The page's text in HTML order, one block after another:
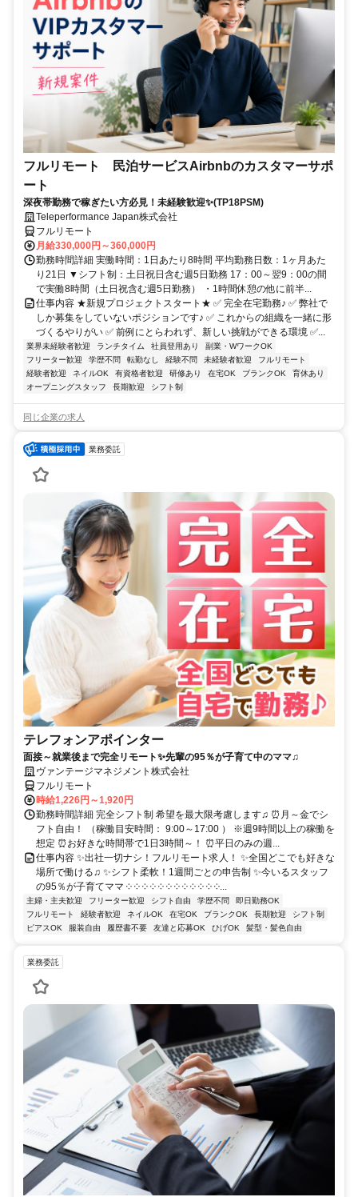
フルリモート 民泊サービスAirbnbのカスタマーサポ
ート
深夜帯勤務で稼ぎたい方必見！未経験歓迎✨(TP18PSM)
Teleperformance Japan株式会社
フルリモート
月給330,000円～360,000円
勤務時間詳細 実働時間：1日あたり8時間 平均勤務日数：1ヶ月あた
り21日 ▼シフト制：土日祝日含む週5日勤務 17：00～翌9：00の間
で実働8時間（土日祝含む週5日勤務） ・1時間休憩の他に前半...
仕事内容 ★新規プロジェクトスタート★ ✅ 完全在宅勤務♪ ✅ 弊社で
しか募集をしていないポジションです♪ ✅ これからの組織を一緒に形
づくるやりがい ✅ 前例にとらわれず、新しい挑戦ができる環境 ✅...
業界未経験者歓迎 ランチタイム 社員登用あり
副業・WワークOK
フリーター歓迎
学歴不問 転勤なし 経験不問 未経験者歓迎
フルリモート
経験者歓迎
ネイルOK 有資格者歓迎 研修あり 在宅OK ブランクOK
育休あり
オープニングスタッフ
長期歓迎 シフト制
同じ企業の求人
業務委託
テレフォンアポインター
面接～就業後まで完全リモート✨先輩の95％が子育て中のママ♫
ヴァンテージマネジメント株式会社
フルリモート
時給1,226円～1,920円
勤務時間詳細 完全シフト制 希望を最大限考慮します♫ ⏰月～金でシ
フト自由！ （稼働目安時間： 9:00～17:00 ） ※週9時間以上の稼働を
想定 ⏰お好きな時間帯で1日3時間～！ ⏰平日のみの週...
仕事内容 ✨出社一切ナシ！フルリモート求人！ ✨全国どこでも好きな
場所で働ける♫ ✨シフト柔軟！1週間ごとの申告制 ✨今いるスタッフ
の95％が子育てママ ༶ ༶ ༶ ༶ ༶ ༶ ༶ ༶ ༶ ༶ ༶ ༶...
主婦・主夫歓迎 フリーター歓迎 シフト自由 学歴不問
即日勤務OK
フルリモート
経験者歓迎 ネイルOK 在宅OK ブランクOK 長期歓迎
シフト制
ピアスOK
服装自由 履歴書不要 友達と応募OK ひげOK 髪型・髪色自由
業務委託